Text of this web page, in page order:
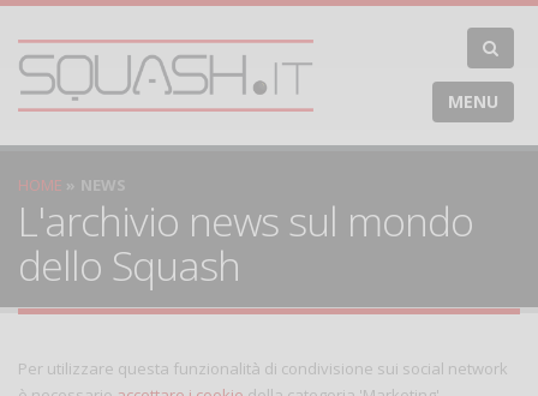
MENU
HOME NEWS
L'archivio news sul mondo
dello Squash
Per utilizzare questa funzionalità di condivisione sui social network